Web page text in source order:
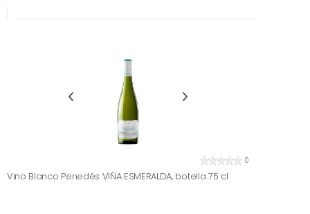
0
Vino Blanco Penedés VIÑA ESMERALDA, botella 75 cl